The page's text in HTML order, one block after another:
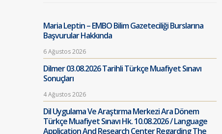
Maria Leptin – EMBO Bilim Gazeteciliği Burslarına
Başvurular Hakkında
6 Ağustos 2026
Dilmer 03.08.2026 Tarihli Türkçe Muafiyet Sınavı
Sonuçları
4 Ağustos 2026
Dil Uygulama Ve Araştırma Merkezi Ara Dönem
Türkçe Muafiyet Sınavı Hk. 10.08.2026 / Language
Application And Research Center Regarding The